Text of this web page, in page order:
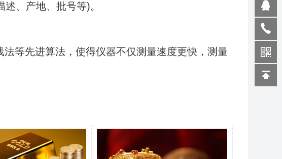
、产地、批号等)。
等先进算法，使得仪器不仅测量速度更快，测量